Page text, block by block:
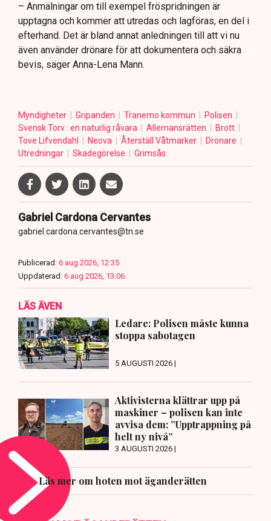
– Anmälningar om till exempel fröspridningen är
upptagna och kommer att utredas och lagföras, en del i
efterhand. Det är bland annat anledningen till att vi nu
även använder drönare för att dokumentera och säkra
bevis, säger Anna-Lena Mann.
Myndigheter Gripanden Tranemo kommun
Polisen
Svensk Torv : en naturlig råvara
Allemansrätten
Brott
Tove Lifvendahl
Neova Återställ Våtmarker
Drönare
Utredningar
Skadegörelse Grimsås
Gabriel Cardona Cervantes
gabriel.cardona.cervantes@tn.se
Publicerad: 6 aug 2026, 12:35
Uppdaterad: 6 aug 2026, 13:06
LÄS ÄVEN
Ledare: Polisen måste kunna
stoppa sabotagen
5 AUGUSTI 2026 |
Aktivisterna klättrar upp på
maskiner – polisen kan inte
avvisa dem: ”Upptrappning på
helt ny nivå”
3 AUGUSTI 2026 |
Läs mer om hoten mot äganderätten